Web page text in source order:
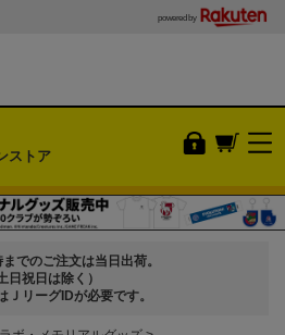
powered by
ストア
でのご注文は当日出荷。
日祝日は除く）
ＪリーグIDが必要です。